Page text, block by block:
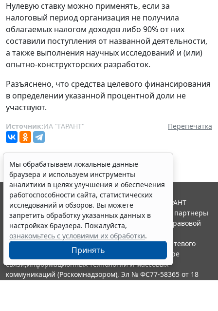
Нулевую ставку можно применять, если за
налоговый период организация не получила
облагаемых налогом доходов либо 90% от них
составили поступления от названной деятельности,
а также выполнения научных исследований и (или)
опытно-конструкторских разработок.
Разъяснено, что средства целевого финансирования
в определении указанной процентной доли не
участвуют.
Источник:ИА "ГАРАНТ" Перепечатка
Мы обрабатываем локальные данные
браузера и используем инструменты
аналитики в целях улучшения и обеспечения
работоспособности сайта, статистических
исследований и обзоров. Вы можете
запретить обработку указанных данных в
настройках браузера. Пожалуйста,
ознакомьтесь с условиями их обработки.
Принять
© ООО "НПП "ГАРАНТ-СЕРВИС", 2026. Система ГАРАНТ
выпускается с 1990 года. Компания "Гарант" и ее партнеры
являются участниками Российской ассоциации правовой
информации ГАРАНТ.
Портал ГАРАНТ.РУ зарегистрирован в качестве сетевого
издания Федеральной службой по надзору в сфере
связи,информационных технологий и массовых
коммуникаций (Роскомнадзором), Эл № ФС77-58365 от 18